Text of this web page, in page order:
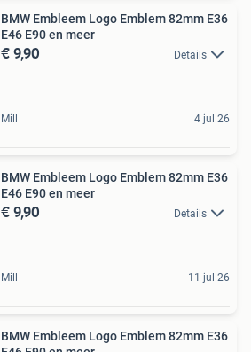
BMW Embleem Logo Emblem 82mm E36
E46 E90 en meer
€ 9,90 Details
Mill 4 jul 26
BMW Embleem Logo Emblem 82mm E36
E46 E90 en meer
€ 9,90 Details
Mill 11 jul 26
BMW Embleem Logo Emblem 82mm E36